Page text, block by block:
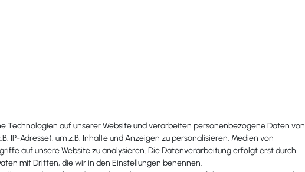
Technologien auf unserer Website und verarbeiten personenbezogene Daten von
IP-Adresse), um z.B. Inhalte und Anzeigen zu personalisieren, Medien von
auf unsere Website zu analysieren. Die Datenverarbeitung erfolgt erst durch
mit Dritten, die wir in den Einstellungen benennen.